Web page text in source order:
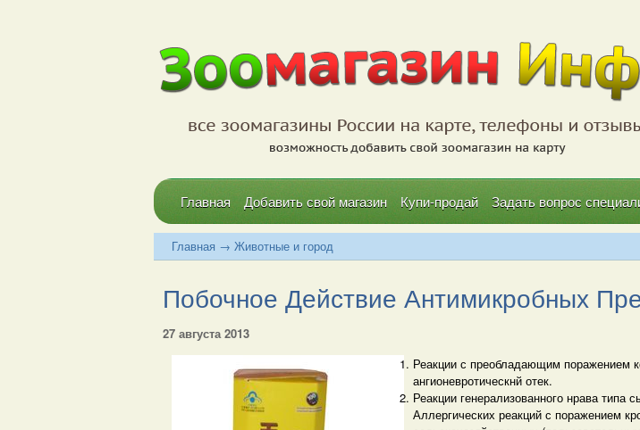
Главная Добавить свой магазин Купи-продай Задать вопрос
Главная → Животные и город
Побочное Действие Антимикробных
27 августа 2013
Реакции с преобладающим поражением
ангионевротическнй отек.
Реакции генерализованного нрава типа
Аллергических реакций с поражением